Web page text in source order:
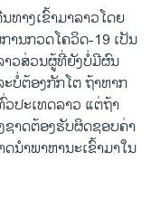
ທາງ​ເຂົ້າມາ​ລາວ​ໂດຍ​
ານກວດ​ໂຄວິດ-19 ​ເປັນ​
າວສ່ວນ​ຜູ້​ທີ່​ຍັງ​ບໍ່​ມີ​ຜົນ​
ບໍ່​ຕ້ອງ​ກັກ​ໂຕ ຖ້​າ​ຫາກ​
ປະ​ເທດ​ລາວ ແຕ່​ຖ້າ​
ຊາດ​ຕ້ອງ​ຮັບ​ຜິດ​ຊອບ​ຄ່າ​
ນຳ​ພາ​ຫາ​ນະ​ເຂົ້າ​ມາ​ໃນ​